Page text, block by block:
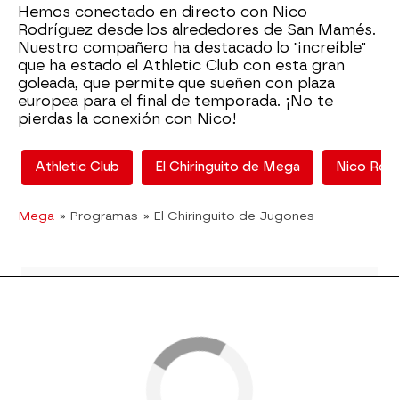
Hemos conectado en directo con Nico
Rodríguez desde los alrededores de San Mamés.
Nuestro compañero ha destacado lo "increíble"
que ha estado el Athletic Club con esta gran
goleada, que permite que sueñen con plaza
europea para el final de temporada. ¡No te
pierdas la conexión con Nico!
Athletic Club El Chiringuito de Mega Nico
Mega » Programas » El Chiringuito de Jugones